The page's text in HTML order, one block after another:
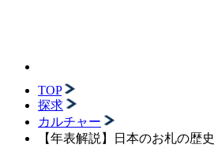
TOP
探求
カルチャー
【年表解説】日本のお札の歴史